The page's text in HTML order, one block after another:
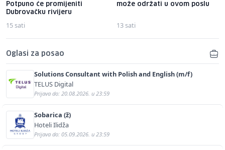
Potpuno će promijeniti
Dubrovačku rivijeru
15 sati
može održati u ovom poslu
13 sati
Oglasi za posao
Solutions Consultant with Polish and English (m/f)
TELUS Digital
Prijava do: 20.08.2026. u 23:59
Sobarica (ž)
Hoteli Ilidža
Prijava do: 05.09.2026. u 23:59